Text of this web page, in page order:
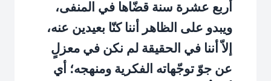
أربع عشرة سنة قضّاها في المنفى،
ويبدو على الظاهر أننا كنّا بعيدين عنه،
إلاّ أننا في الحقيقة لم نكن في معزلٍ
عن جوّ توجّهاته الفكرية ومنهجه؛ أي